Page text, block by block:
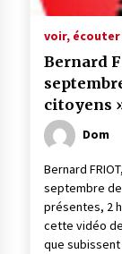
voir, écouter
Bernard
citoyens
Dom
Bernard
septembre
présentes, 2
cette vidéo
que